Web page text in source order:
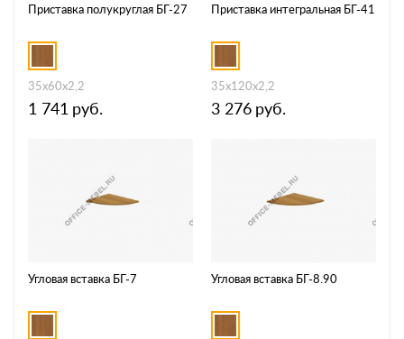
Приставка полукруглая БГ-27
35x60x2,2
1 741 руб.
Приставка интегральная БГ-41
35x120x2,2
3 276 руб.
Угловая вставка БГ-7 Угловая вставка БГ-8.90